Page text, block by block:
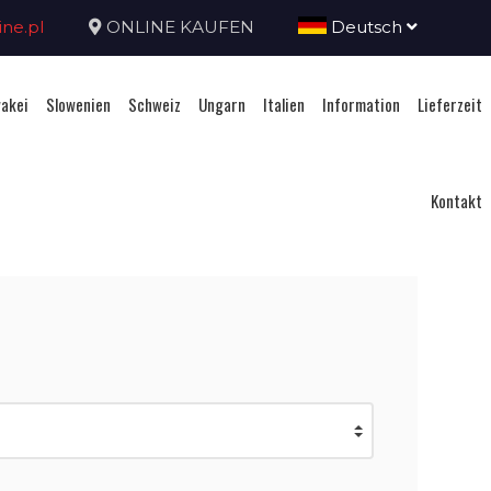
ONLINE KAUFEN Deutsch
Slowenien Schweiz Ungarn Italien Information Lieferzeit
Kontakt